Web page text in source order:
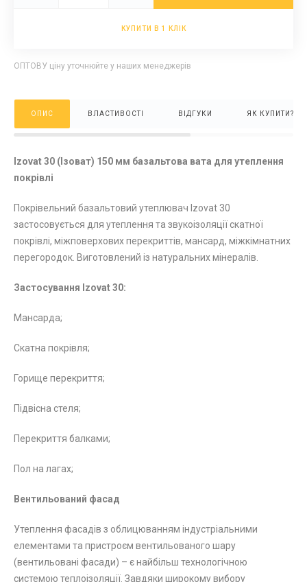
КУПИТИ В 1 КЛІК
ОПТОВУ ціну уточнюйте у наших менеджерів
ОПИС ВЛАСТИВОСТІ ВІДГУКИ ЯК КУПИТИ?
Izovat 30 (Ізоват) 150 мм базальтова вата для утеплення
покрівлі
Покрівельний базальтовий утеплювач Izovat 30
застосовується для утеплення та звукоізоляції скатної
покрівлі, міжповерхових перекриттів, мансард, міжкімнатних
перегородок. Виготовлений із натуральних мінералів.
Застосування Izovat 30:
Мансарда;
Скатна покрівля;
Горище перекриття;
Підвісна стеля;
Перекриття балками;
Пол на лагах;
Вентильований фасад
Утеплення фасадів з облицюванням індустріальними
елементами та пристроєм вентильованого шару
(вентильовані фасади) – є найбільш технологічною
системою теплоізоляції. Завдяки широкому вибору